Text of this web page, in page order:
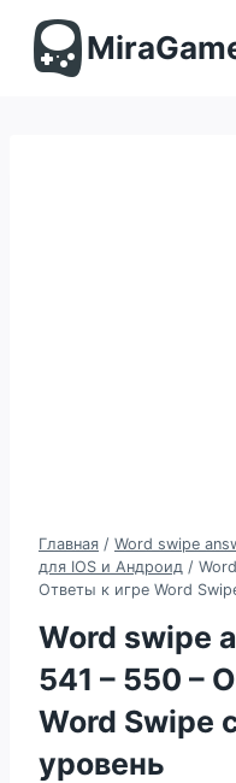
содержимому
Главная / Word swipe
для IOS и Андроид /
Ответы к игре Word
Word swipe
541 – 550 –
Word Swipe
уровень